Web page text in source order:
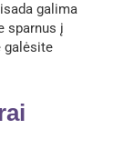
galima
sparnus į
galėsite